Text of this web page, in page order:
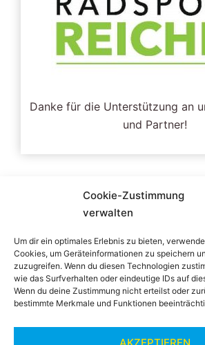
Cookie-Zustimmung
verwalten
Um dir ein optimales Erlebnis zu bieten,
Cookies, um Geräteinformationen zu speichern
zuzugreifen. Wenn du diesen Technologien
wie das Surfverhalten oder eindeutige IDs auf
Wenn du deine Zustimmung nicht erteilst oder
bestimmte Merkmale und Funktionen
AKZEPTIEREN
Danke für die Unterstützung an
und Partner!
Impressum
Datenschutzerklärung